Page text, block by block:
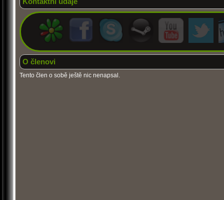
O členovi
Tento člen o sobě ještě nic nenapsal.